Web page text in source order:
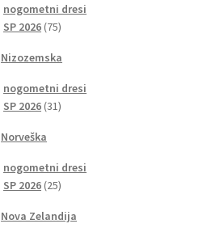
nogometni dresi
SP 2026 7575
Nizozemska
nogometni dresi
SP 2026 3131
Norveška
nogometni dresi
SP 2026 2525
Nova Zelandija